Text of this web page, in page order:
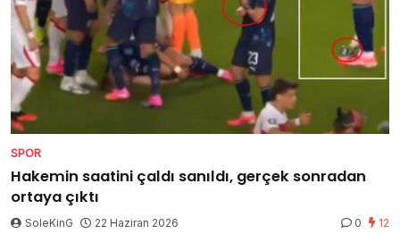
SPOR
Hakemin saatini çaldı sanıldı, gerçek sonradan
ortaya çıktı
SoleKinG 22 Haziran 2026 0 12